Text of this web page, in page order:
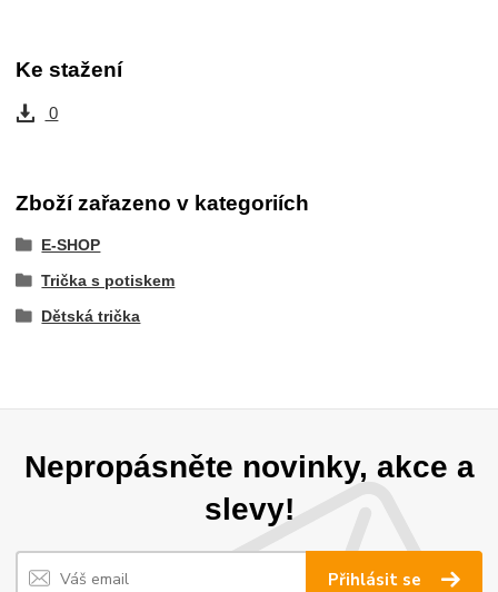
Ke stažení
0
Zboží zařazeno v kategoriích
E-SHOP
Trička s potiskem
Dětská trička
Nepropásněte novinky, akce a
slevy!
Přihlásit se